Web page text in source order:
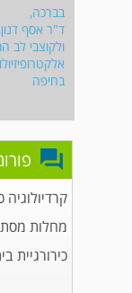
בברכה,
ד"ר אסף
ולקוצבי לב
בחיפה
קרדיולוגיה
מחלות
כירורגיית